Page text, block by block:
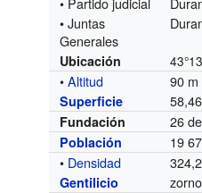
• Juntas
Generales
Ubicación
•Altitud 90 m
Superficie
Fundación 26
Población 19
• Densidad
Gentilicio